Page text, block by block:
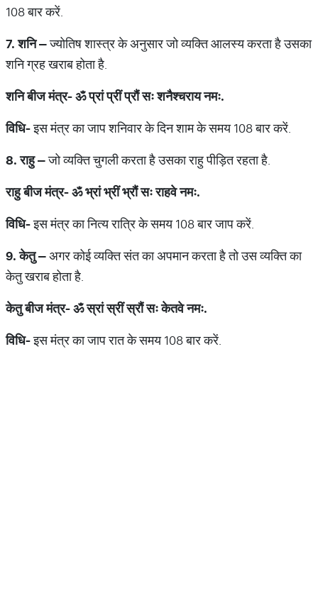
108 बार करें.
7.शनि–ज्योतिष शास्त्र के अनुसार जो व्यक्ति आलस्य करता है उसका
शनि ग्रह खराब होता है.
शनिबीजमंत्र-ॐप्रांप्रींप्रौंसःशनैश्चरायनमः.
विधि-इस मंत्र का जाप शनिवार के दिन शाम के समय 108 बार करें.
8.राहु–जो व्यक्ति चुगली करता है उसका राहु पीड़ित रहता है.
राहुबीजमंत्र-ॐभ्रांभ्रींभ्रौंसःराहवेनमः.
विधि-इस मंत्र का नित्य रात्रि के समय 108 बार जाप करें.
9. केतु–अगर कोई व्यक्ति संत का अपमान करता है तो उस व्यक्ति का
केतु खराब होता है.
केतुबीजमंत्र-ॐस्रांस्रींस्रौंसःकेतवेनमः.
विधि-इस मंत्र का जाप रात के समय 108 बार करें.